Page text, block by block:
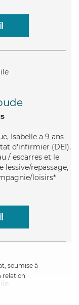
Isabelle a 9 ans
d'infirmier (DEI).
/ escarres et le
lessive/repassage,
loisirs*
soumise à
relation